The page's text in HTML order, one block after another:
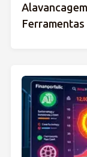
Ferramentas